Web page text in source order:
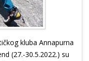
kluba Annapurna
(27.-30.5.2022.) su